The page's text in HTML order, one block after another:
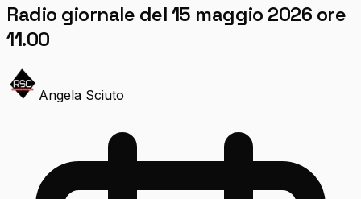
Radio giornale del 15 maggio 2026 ore
11.00
Angela Sciuto